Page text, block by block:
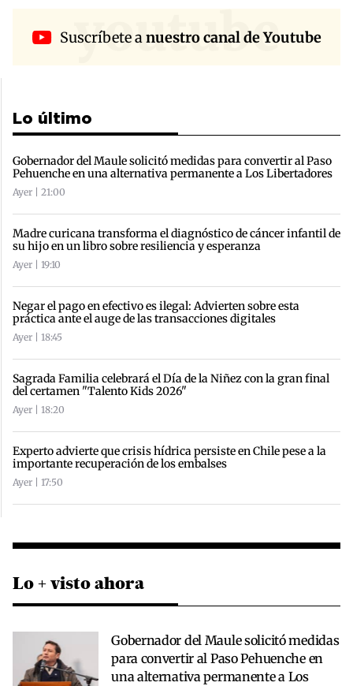
youtube
Suscríbete anuestro canal de Youtube
Lo último
Gobernador del Maule solicitó medidas para convertir al Paso
Pehuenche en una alternativa permanente a Los Libertadores
Ayer | 21:00
Madre curicana transforma el diagnóstico de cáncer infantil de
su hijo en un libro sobre resiliencia y esperanza
Ayer | 19:10
Negar el pago en efectivo es ilegal: Advierten sobre esta
práctica ante el auge de las transacciones digitales
Ayer | 18:45
Sagrada Familia celebrará el Día de la Niñez con la gran final
del certamen "Talento Kids 2026"
Ayer | 18:20
Experto advierte que crisis hídrica persiste en Chile pese a la
importante recuperación de los embalses
Ayer | 17:50
Lo + visto ahora
Gobernador del Maule solicitó medidas
para convertir al Paso Pehuenche en
una alternativa permanente a Los